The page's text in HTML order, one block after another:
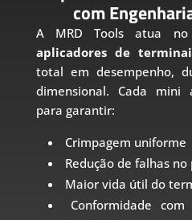
com
A MRD Tools atua no
aplicadores de
total em desempenho,
dimensional. Cada mini
para garantir:
Crimpagem uniforme
Redução de falhas no
Maior vida útil do
Conformidade